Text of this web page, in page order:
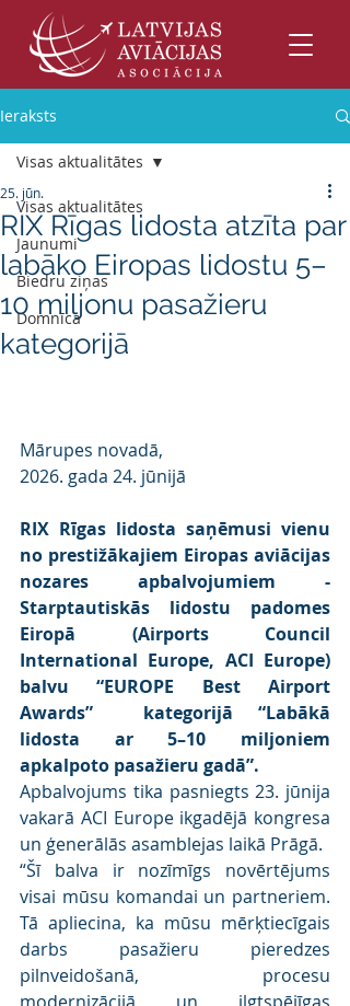
Ieraksts
Visas aktualitātes
Jaunumi
Biedru ziņas
Domnīca
Visas aktualitātes
RIX Rīgas lidosta atzīta par
labāko Eiropas lidostu 5–
10 miljonu pasažieru
kategorijā
25. jūn.
Mārupes novadā,
2026. gada 24. jūnijā
RIX Rīgas lidosta saņēmusi vienu
no prestižākajiem Eiropas aviācijas
nozares apbalvojumiem -
Starptautiskās lidostu padomes
Eiropā (Airports Council
International Europe, ACI Europe)
balvu “EUROPE Best Airport
Awards”  kategorijā “Labākā
lidosta ar 5–10 miljoniem
apkalpoto pasažieru gadā”.
Apbalvojums tika pasniegts 23. jūnija
vakarā ACI Europe ikgadējā kongresa
un ģenerālās asamblejas laikā Prāgā.
“Šī balva ir nozīmīgs novērtējums
visai mūsu komandai un partneriem.
Tā apliecina, ka mūsu mērķtiecīgais
darbs pasažieru pieredzes
pilnveidošanā, procesu
modernizācijā un ilgtspējīgas